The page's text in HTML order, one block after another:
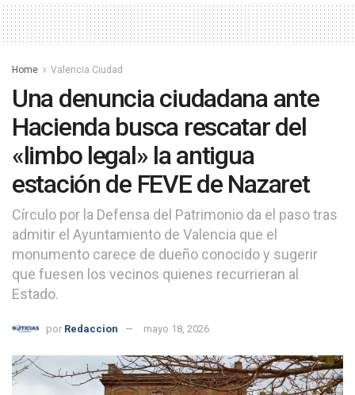
Home Valencia Ciudad
Una denuncia ciudadana ante
Hacienda busca rescatar del
«limbo legal» la antigua
estación de FEVE de Nazaret
Círculo por la Defensa del Patrimonio da el paso tras
admitir el Ayuntamiento de Valencia que el
monumento carece de dueño conocido y sugerir
que fuesen los vecinos quienes recurrieran al
Estado.
por Redaccion mayo 18, 2026